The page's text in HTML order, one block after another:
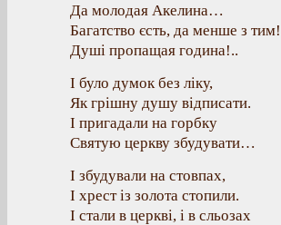
Да молодая Акелина…
Багатство єсть, да менше з тим!
Душі пропащая година!..
І було думок без ліку,
Як грішну душу відписати.
І пригадали на горбку
Святую церкву збудувати…
І збудували на стовпах,
І хрест із золота стопили.
І стали в церкві, і в сльозах